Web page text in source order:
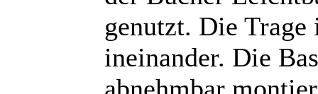
genutzt. Die Trage
ineinander. Die